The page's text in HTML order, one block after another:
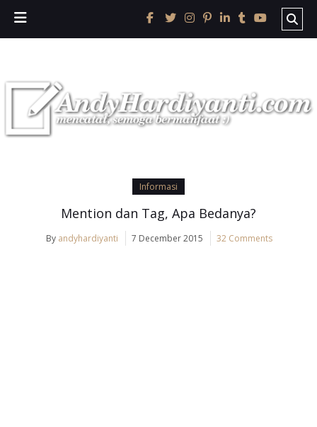
Informasi
Mention dan Tag, Apa Bedanya?
By andyhardiyanti 7 December 2015 32 Comments